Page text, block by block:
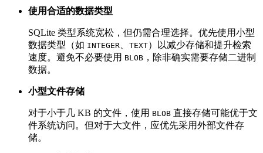
使用合适的数据类型
SQLite 类型系统宽松，但仍需合理选择。优先使用小型
数据类型（如 INTEGER、 TEXT）以减少存储和提升检索
速度。避免不必要使用 BLOB ，除非确实需要存储二进制
数据。
小型文件存储
对于小于几 KB 的文件，使用 BLOB 直接存储可能优于文
件系统访问。但对于大文件，应优先采用外部文件存
储。